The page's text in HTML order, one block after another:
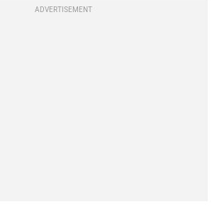
ADVERTISEMENT